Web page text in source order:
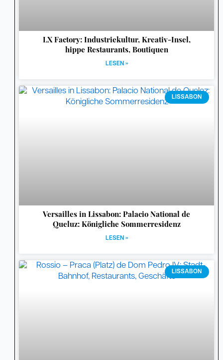
LX Factory: Industriekultur, Kreativ-Insel,
hippe Restaurants, Boutiquen
LESEN »
LISSABON
Versailles in Lissabon: Palacio National de
Queluz: Königliche Sommerresidenz
LESEN »
LISSABON